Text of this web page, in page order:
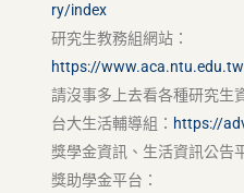
ry/index
研究生教務組網站：
https://
請沒事多上去看各種研究生
台大生活輔導組： https://
獎學金資訊、生活資訊公告
獎助學金平台：